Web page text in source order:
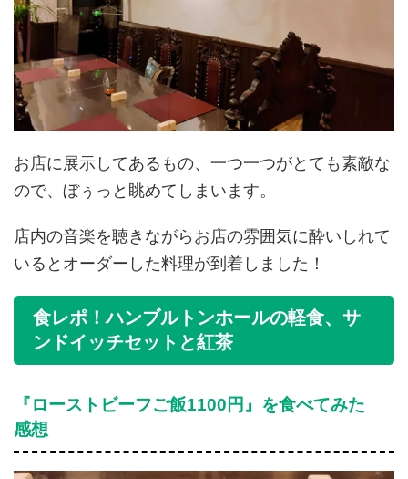
お店に展示してあるもの、一つ一つがとても素敵な
ので、ぼぅっと眺めてしまいます。
店内の音楽を聴きながらお店の雰囲気に酔いしれて
いるとオーダーした料理が到着しました！
食レポ！ハンブルトンホールの軽食、サ
ンドイッチセットと紅茶
『ローストビーフご飯1100円』を食べてみた
感想